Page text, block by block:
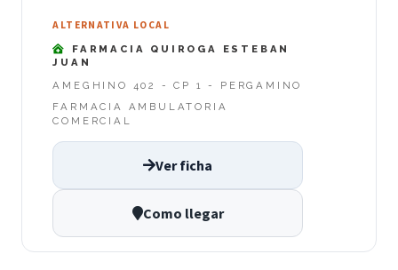
ALTERNATIVA LOCAL
FARMACIA QUIROGA ESTEBAN
JUAN
AMEGHINO 402 - CP 1 - PERGAMINO
FARMACIA AMBULATORIA
COMERCIAL
Ver ficha
Como llegar